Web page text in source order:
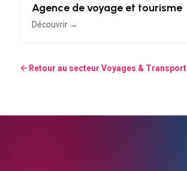
Agence de voyage et tourisme
Découvrir →
Retour au secteur Voyages & Transport